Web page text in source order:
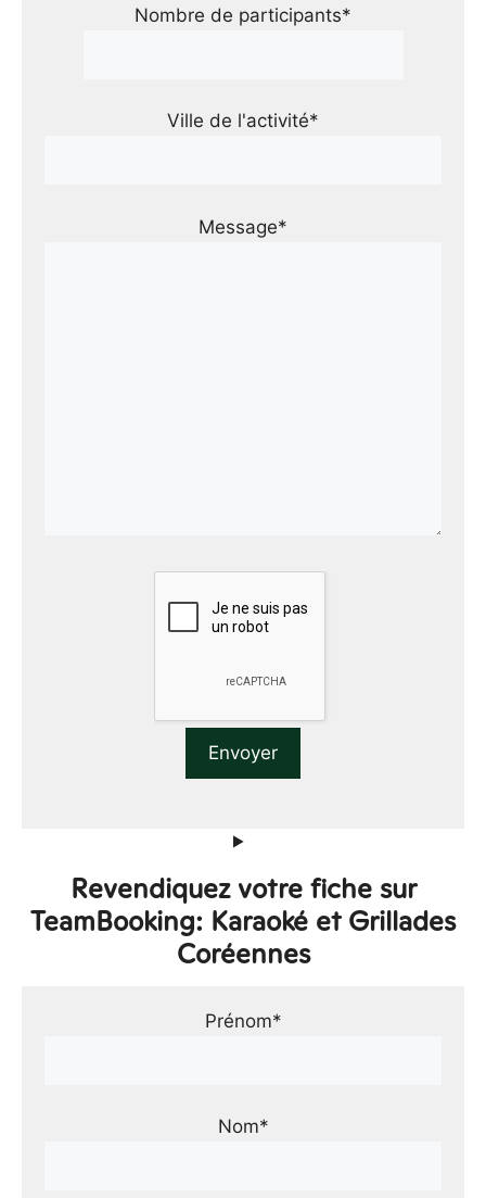
Nombre de participants*
Ville de l'activité*
Message*
Revendiquez votre fiche sur
TeamBooking: Karaoké et Grillades
Coréennes
Prénom*
Nom*